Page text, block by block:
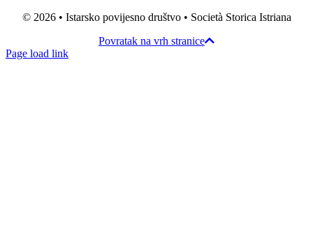
© 2026 • Istarsko povijesno društvo • Società Storica Istriana
Povratak na vrh stranice
Page load link